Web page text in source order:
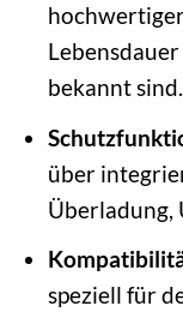
bekannt sind.
über
Überladung,
speziell für